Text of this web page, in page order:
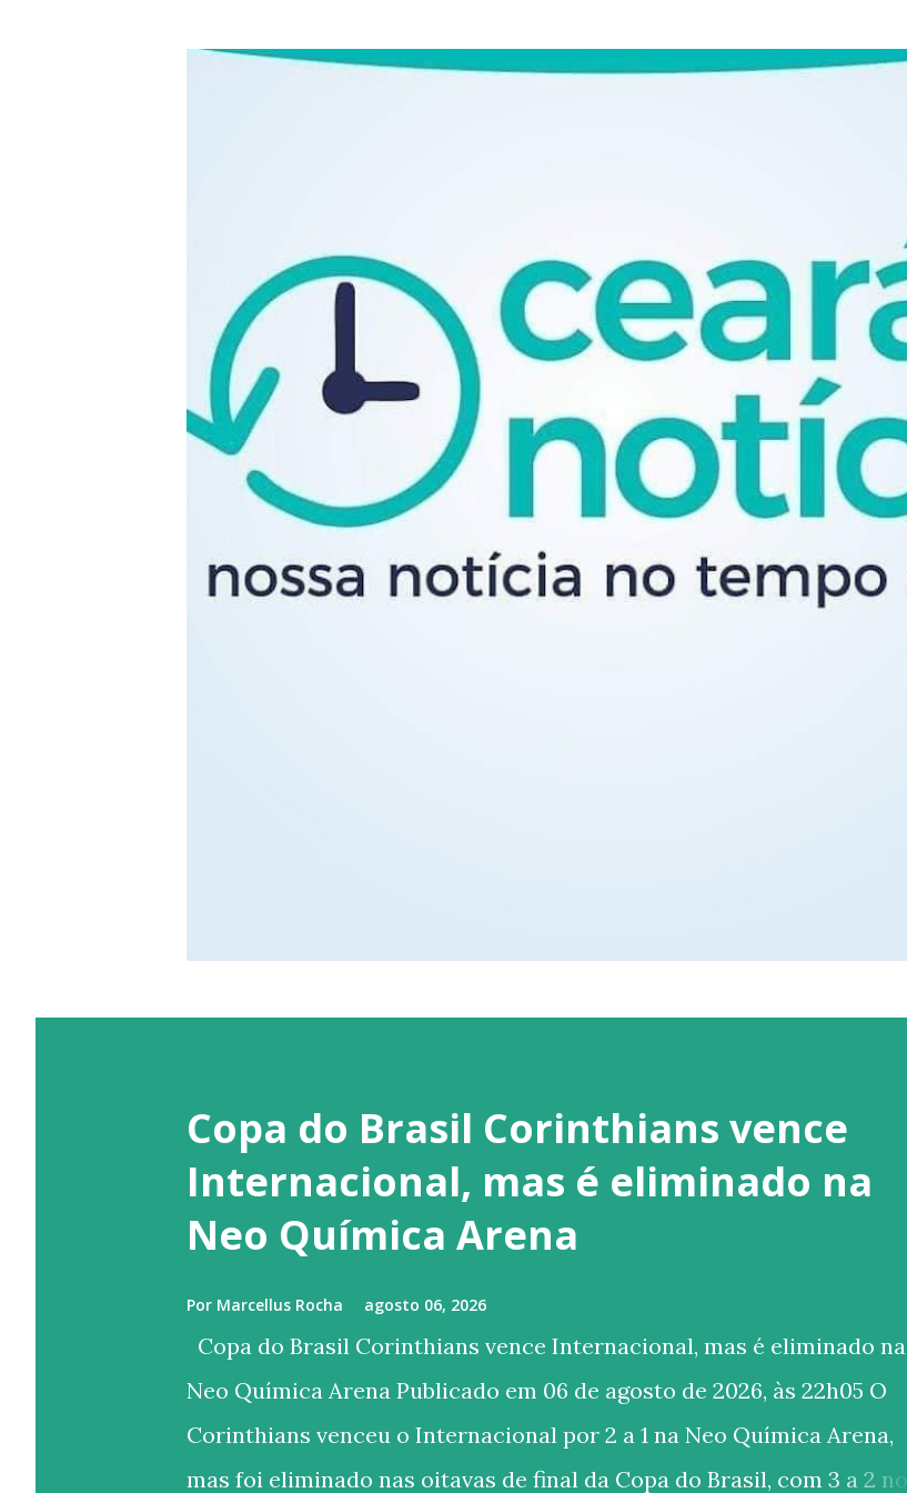
Copa do Brasil Corinthians vence
Internacional, mas é eliminado na
Neo Química Arena
Por Marcellus Rocha agosto 06, 2026
Copa do Brasil Corinthians vence Internacional, mas é eliminado na
Neo Química Arena Publicado em 06 de agosto de 2026, às 22h05 O
Corinthians venceu o Internacional por 2 a 1 na Neo Química Arena,
mas foi eliminado nas oitavas de final da Copa do Brasil, com 3 a 2 no